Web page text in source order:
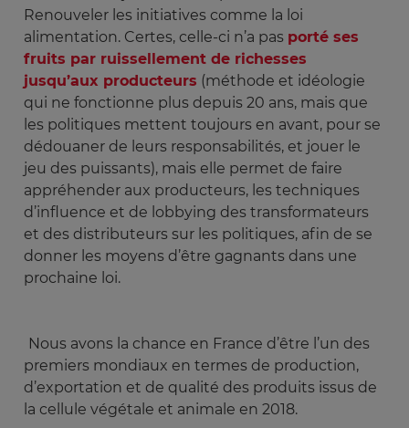
Renouveler les initiatives comme la loi
alimentation. Certes, celle-ci n’a pas porté ses
fruits par ruissellement de richesses
jusqu’aux producteurs (méthode et idéologie
qui ne fonctionne plus depuis 20 ans, mais que
les politiques mettent toujours en avant, pour se
dédouaner de leurs responsabilités, et jouer le
jeu des puissants), mais elle permet de faire
appréhender aux producteurs, les techniques
d’influence et de lobbying des transformateurs
et des distributeurs sur les politiques, afin de se
donner les moyens d’être gagnants dans une
prochaine loi.
Nous avons la chance en France d’être l’un des
premiers mondiaux en termes de production,
d’exportation et de qualité des produits issus de
la cellule végétale et animale en 2018.